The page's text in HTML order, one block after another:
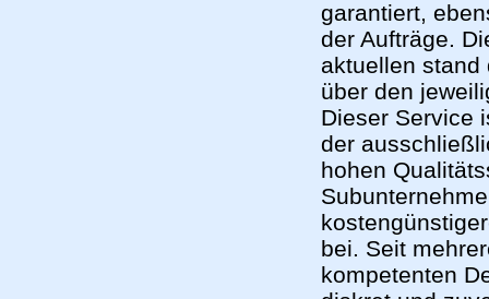
garantiert,
der Aufträge.
aktuellen stand
über den
Dieser Service
der
hohen
bei. Seit
kompetenten